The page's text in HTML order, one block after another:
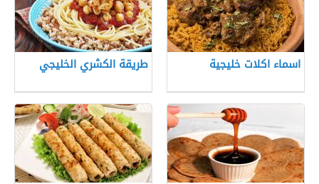
اسماء اكلات خليجية طريقة الكشري الخليجي